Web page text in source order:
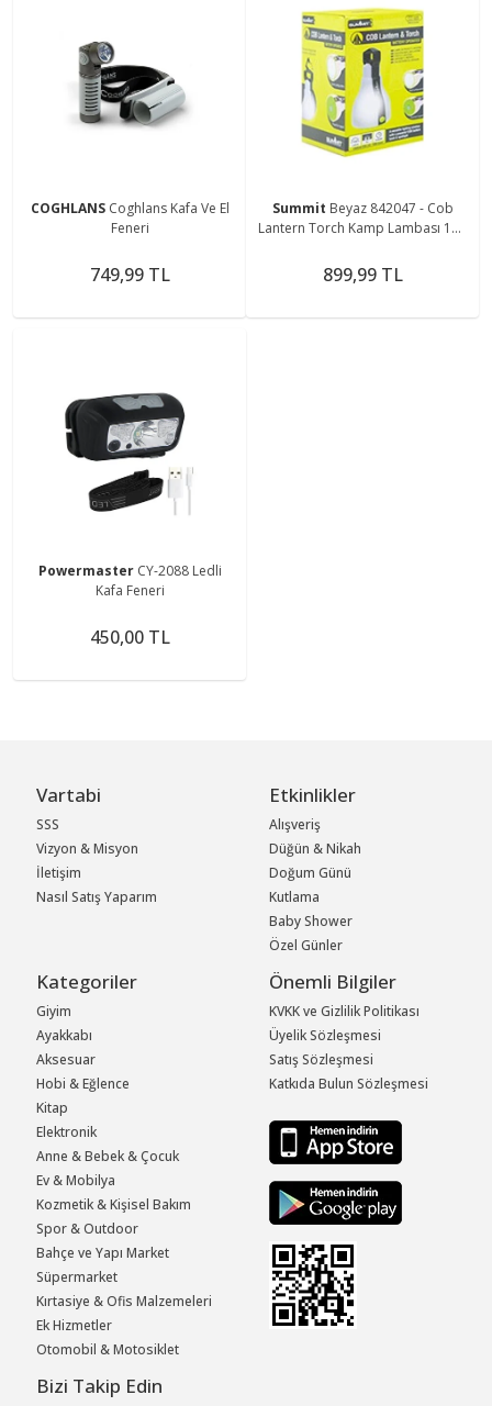
COGHLANS Coghlans Kafa Ve El
Feneri
749,99 TL
Summit Beyaz 842047 - Cob
Lantern Torch Kamp Lambası 150
899,99 TL
Powermaster CY-2088 Ledli
Kafa Feneri
450,00 TL
Vartabi
SSS
Vizyon & Misyon
İletişim
Nasıl Satış Yaparım
Etkinlikler
Alışveriş
Düğün & Nikah
Doğum Günü
Kutlama
Baby Shower
Özel Günler
Kategoriler
Giyim
Ayakkabı
Aksesuar
Hobi & Eğlence
Kitap
Elektronik
Anne & Bebek & Çocuk
Ev & Mobilya
Kozmetik & Kişisel Bakım
Spor & Outdoor
Bahçe ve Yapı Market
Süpermarket
Kırtasiye & Ofis Malzemeleri
Ek Hizmetler
Otomobil & Motosiklet
Önemli Bilgiler
KVKK ve Gizlilik Politikası
Üyelik Sözleşmesi
Satış Sözleşmesi
Katkıda Bulun Sözleşmesi
Bizi Takip Edin